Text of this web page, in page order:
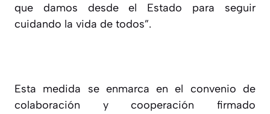
que damos desde el Estado para seguir
cuidando la vida de todos”.
Esta medida se enmarca en el convenio de
colaboración y cooperación firmado